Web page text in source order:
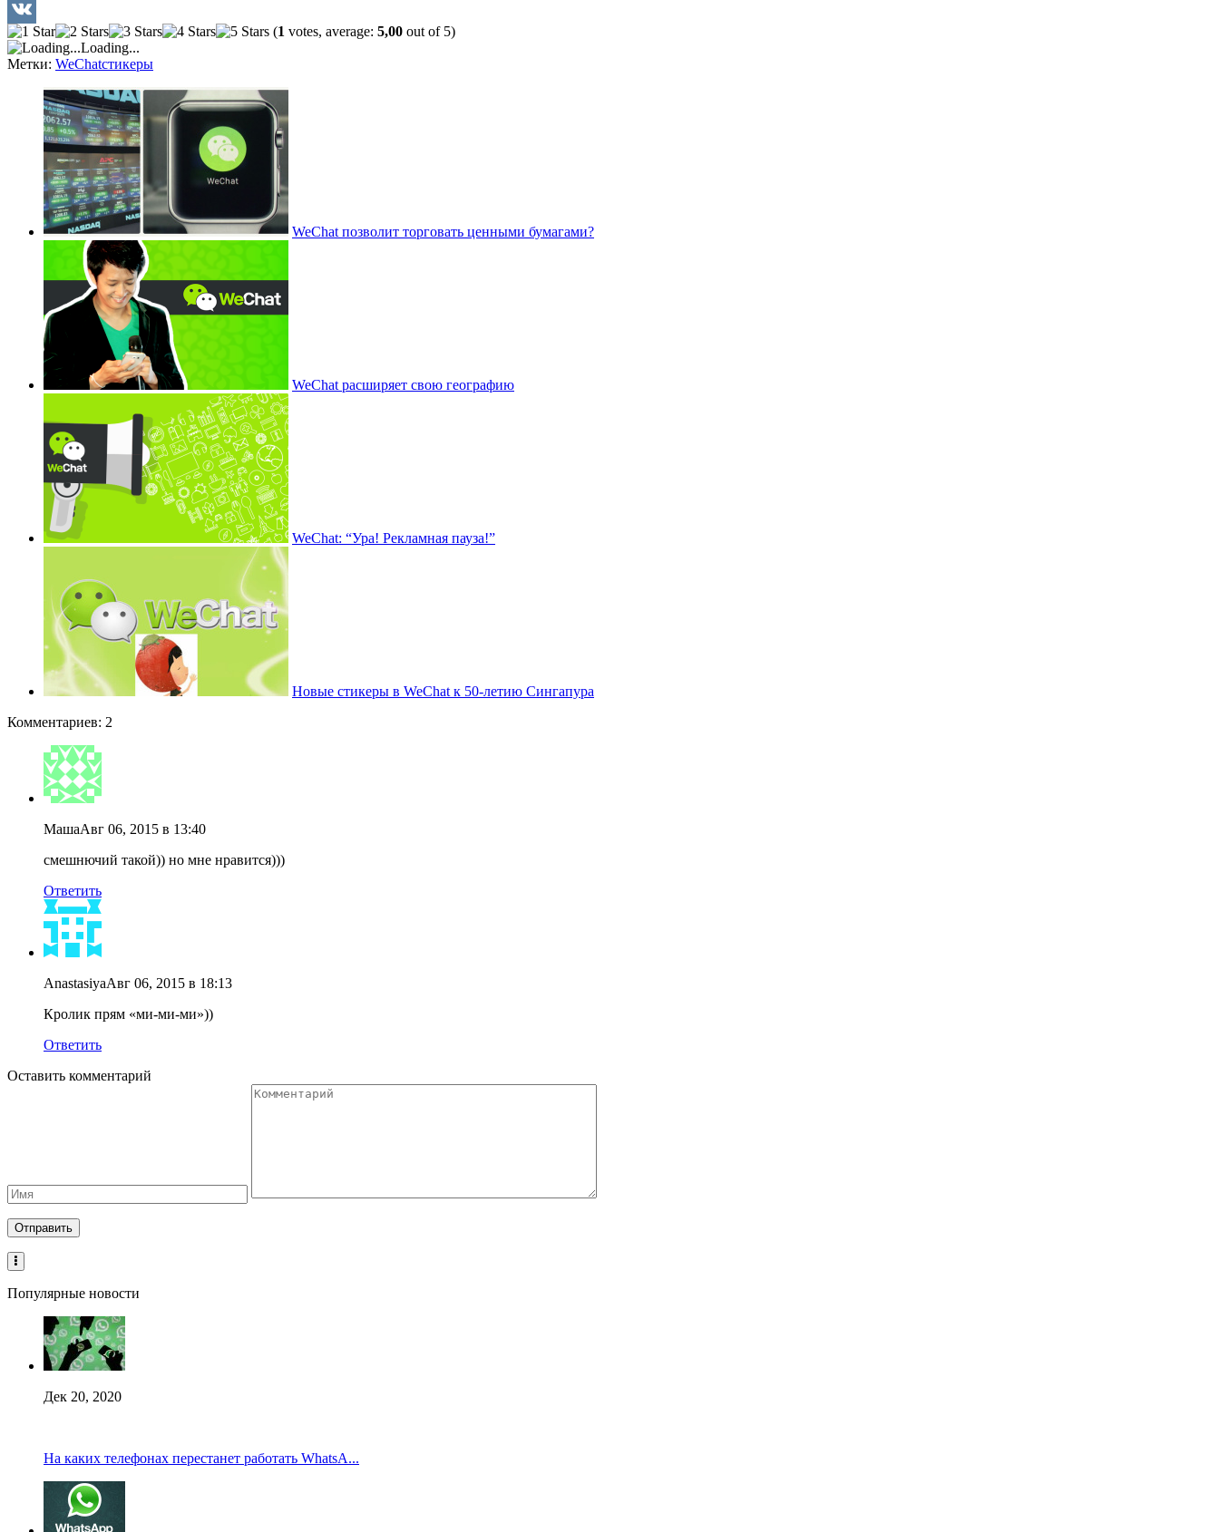
Twitter
VK
(1 votes, average: 5,00 out of 5)
Loading...
Метки: WeChatстикеры
WeChat позволит торговать ценными бумагами?
WeChat расширяет свою географию
WeChat: “Ура! Рекламная пауза!”
Новые стикеры в WeChat к 50-летию Сингапура
Комментариев: 2
МашаАвг 06, 2015 в 13:40
смешнючий такой)) но мне нравится)))
Ответить
AnastasiyaАвг 06, 2015 в 18:13
Кролик прям «ми-ми-ми»))
Ответить
Оставить комментарий
Популярные новости
Дек 20, 2020
На каких телефонах перестанет работать WhatsA...